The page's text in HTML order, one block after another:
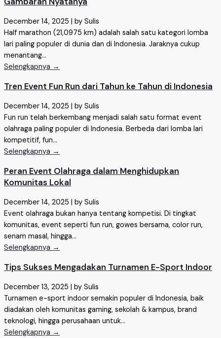
December 14, 2025 | by Sulis
Half marathon (21,0975 km) adalah salah satu kategori lomba
lari paling populer di dunia dan di Indonesia. Jaraknya cukup
menantang...
Selengkapnya →
Tren Event Fun Run dari Tahun ke Tahun di Indonesia
December 14, 2025 | by Sulis
Fun run telah berkembang menjadi salah satu format event
olahraga paling populer di Indonesia. Berbeda dari lomba lari
kompetitif, fun...
Selengkapnya →
Peran Event Olahraga dalam Menghidupkan
Komunitas Lokal
December 14, 2025
by Sulis
Event olahraga bukan hanya tentang kompetisi. Di tingkat
komunitas, event seperti fun run, gowes bersama, color run,
senam masal, hingga...
Selengkapnya →
Tips Sukses Mengadakan Turnamen E-Sport Indoor
December 13, 2025
by Sulis
Turnamen e-sport indoor semakin populer di Indonesia, baik
diadakan oleh komunitas gaming, sekolah & kampus, brand
teknologi, hingga perusahaan untuk...
Selengkapnya →